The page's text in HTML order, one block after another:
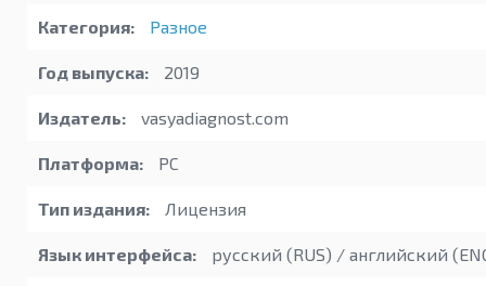
Категория: Разное
Год выпуска: 2019
Издатель: vasyadiagnost.com
Платформа: PC
Тип издания: Лицензия
Язык интерфейса: русский (RUS) / английский